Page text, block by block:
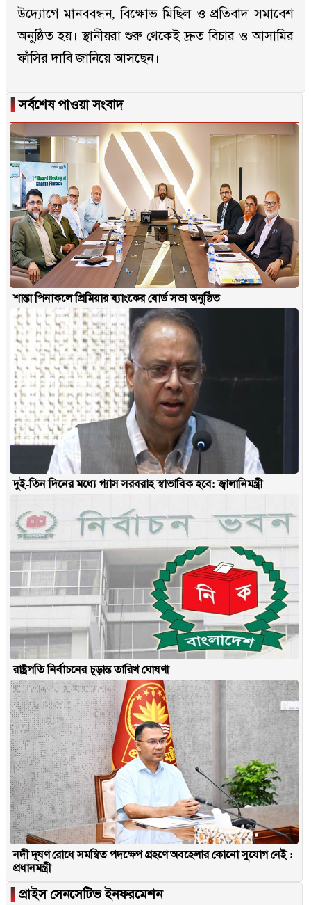
উদ্যোগে মানববন্ধন, বিক্ষোভ মিছিল ও প্রতিবাদ সমাবেশ
অনুষ্ঠিত হয়। স্থানীয়রা শুরু থেকেই দ্রুত বিচার ও আসামির
ফাঁসির দাবি জানিয়ে আসছেন।
▐সর্বশেষ পাওয়া সংবাদ
শান্তা পিনাকলে প্রিমিয়ার ব্যাংকের বোর্ড সভা অনুষ্ঠিত
দুই-তিন দিনের মধ্যে গ্যাস সরবরাহ স্বাভাবিক হবে: জ্বালানিমন্ত্রী
রাষ্ট্রপতি নির্বাচনের চূড়ান্ত তারিখ ঘোষণা
নদী দূষণ রোধে সমন্বিত পদক্ষেপ গ্রহণে অবহেলার কোনো সুযোগ নেই :
প্রধানমন্ত্রী
▐ প্রাইস সেনসেটিভ ইনফরমেশন